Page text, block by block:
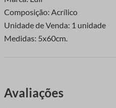
Composição: Acrílico
Unidade de Venda: 1 unidade
Medidas: 5x60cm.
Avaliações